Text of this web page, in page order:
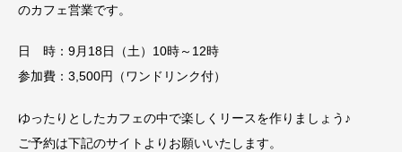
のカフェ営業です。
日 時：9月18日（土）10時～12時
参加費：3,500円（ワンドリンク付）
ゆったりとしたカフェの中で楽しくリースを作りましょう♪
ご予約は下記のサイトよりお願いいたします。